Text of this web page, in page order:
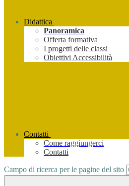
Didattica
Panoramica
Offerta formativa
I progetti delle classi
Obiettivi Accessibilità
Contatti
Come raggiungerci
Contatti
Campo di ricerca per le pagine del sito